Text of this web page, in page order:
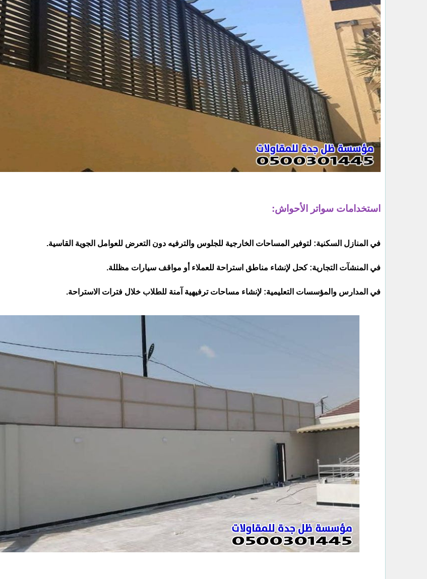
استخدامات سواتر الأحواش:
في المنازل السكنية: لتوفير المساحات الخارجية للجلوس والترفيه دون التعرض للعوامل الجوية القاسية.
في المنشآت التجارية: كحل لإنشاء مناطق استراحة للعملاء أو مواقف سيارات مظللة.
في المدارس والمؤسسات التعليمية: لإنشاء مساحات ترفيهية آمنة للطلاب خلال فترات الاستراحة.